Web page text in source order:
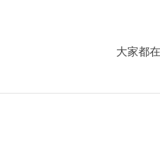
大家都在